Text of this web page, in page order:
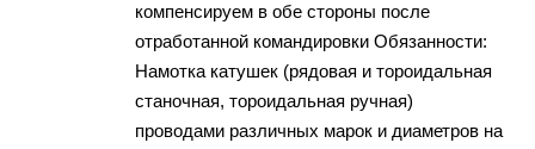
компенсируем в обе стороны после
отработанной командировки Обязанности:
Намотка катушек (рядовая и тороидальная
станочная, тороидальная ручная)
проводами различных марок и диаметров на